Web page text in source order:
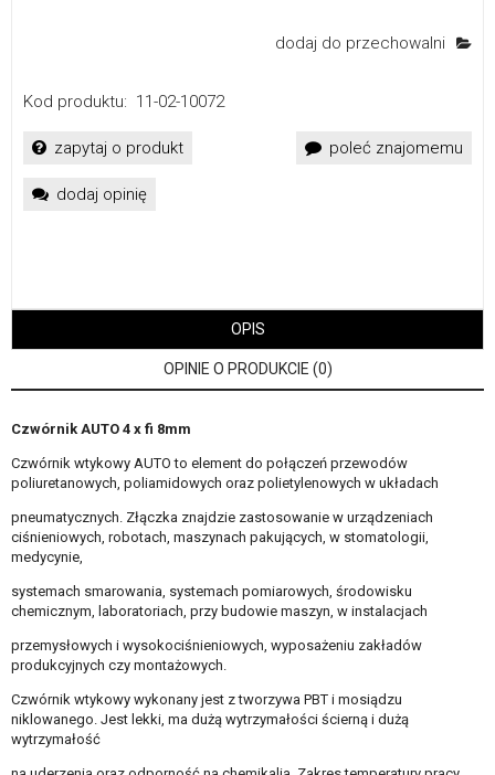
dodaj do przechowalni
Kod produktu: 11-02-10072
zapytaj o produkt poleć znajomemu
dodaj opinię
OPIS
OPINIE O PRODUKCIE (0)
Czwórnik AUTO 4 x fi 8mm
Czwórnik wtykowy AUTO to element do połączeń przewodów
poliuretanowych, poliamidowych oraz polietylenowych w układach
pneumatycznych. Złączka znajdzie zastosowanie w urządzeniach
ciśnieniowych, robotach, maszynach pakujących, w stomatologii,
medycynie,
systemach smarowania, systemach pomiarowych, środowisku
chemicznym, laboratoriach, przy budowie maszyn, w instalacjach
przemysłowych i wysokociśnieniowych, wyposażeniu zakładów
produkcyjnych czy montażowych.
Czwórnik wtykowy wykonany jest z tworzywa PBT i mosiądzu
niklowanego. Jest lekki, ma dużą wytrzymałości ścierną i dużą
wytrzymałość